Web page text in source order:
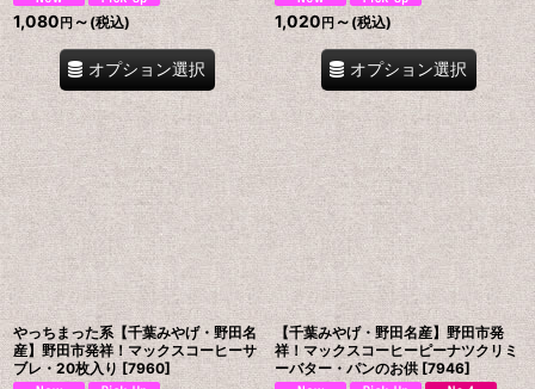
1,080円～(税込)
オプション選択
1,020 円～ (税込)
オプション選択
やっちまった系【千葉みやげ・野田名
産】野田市発祥！マックスコーヒーサ
ブレ・20枚入り [7960]
【千葉みやげ・野田名産】野田市発
祥！マックスコーヒーピーナツクリミ
ーバター・パンのお供 [7946]